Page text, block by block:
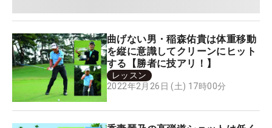
曲げない男・稲森佑貴は体重移動
を縦に意識してクリーンにヒット
する【勝者に技アリ！】
レッスン
2022年2月26日 (土) 17時00分